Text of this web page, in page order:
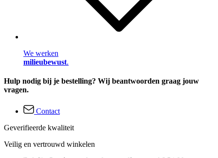
We werken
milieubewust.
Hulp nodig bij je bestelling? Wij beantwoorden graag jouw
vragen.
Contact
Geverifieerde kwaliteit
Veilig en vertrouwd winkelen